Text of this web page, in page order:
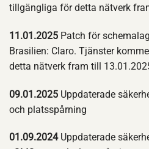
tillgängliga för detta nätverk
11.01.2025 Patch för
Brasilien: Claro. Tjänster
detta nätverk fram till
09.01.2025 Uppdaterade
och platsspårning
01.09.2024Uppdaterade